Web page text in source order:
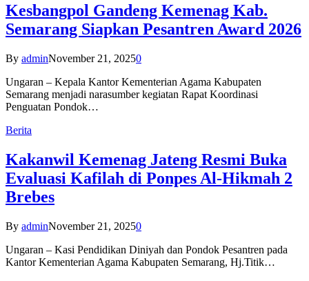
Kesbangpol Gandeng Kemenag Kab.
Semarang Siapkan Pesantren Award 2026
By adminNovember 21, 20250
Ungaran – Kepala Kantor Kementerian Agama Kabupaten
Semarang menjadi narasumber kegiatan Rapat Koordinasi
Penguatan Pondok…
Berita
Kakanwil Kemenag Jateng Resmi Buka
Evaluasi Kafilah di Ponpes Al-Hikmah 2
Brebes
By adminNovember 21, 20250
Ungaran – Kasi Pendidikan Diniyah dan Pondok Pesantren pada
Kantor Kementerian Agama Kabupaten Semarang, Hj.Titik…